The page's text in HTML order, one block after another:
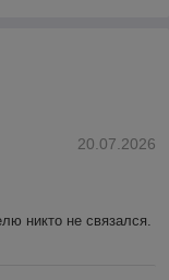
20.07.2026
никто не связался.